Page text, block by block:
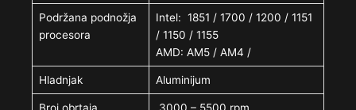
Podržana podnožja
procesora
Intel: 1851 / 1700 / 1200 / 1151
/ 1150 / 1155
AMD: AM5 / AM4 /
Hladnjak Aluminijum